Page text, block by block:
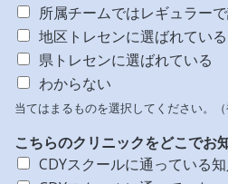
所属チームではレギュラー
地区トレセンに選ばれている
県トレセンに選ばれている
わからない
当てはまるものを選択してください。（
こちらのクリニックをどこでお
CDYスクールに通っている